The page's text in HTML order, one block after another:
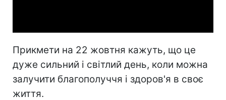
Прикмети на 22 жовтня кажуть, що це
дуже сильний і світлий день, коли можна
залучити благополуччя і здоров'я в своє
життя.